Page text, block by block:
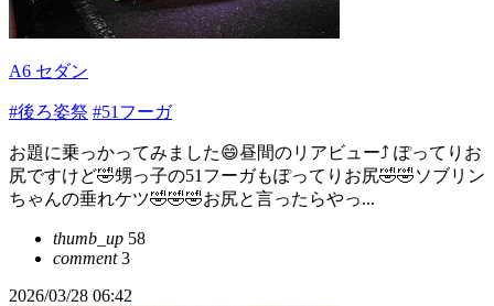
A6 セダン
#後ろ姿祭 #51フーガ
お題に乗っかってみました😄昼間のリアビュー⤴️ ぽってりお
尻ですけど🤣甥っ子の51フーガもぽってりお尻🤣🤣ソブリン
ちゃんの垂れケツ🤣🤣🤣お尻と言ったらやっ...
thumb_up 58
comment3
2026/03/28 06:42